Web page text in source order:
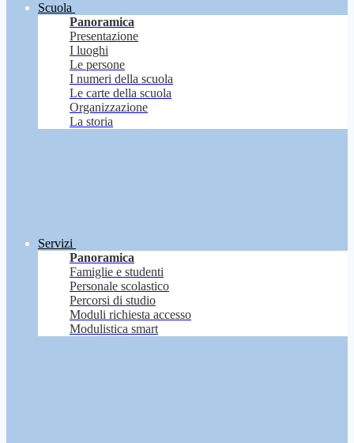
Scuola
Panoramica
Presentazione
I luoghi
Le persone
I numeri della scuola
Le carte della scuola
Organizzazione
La storia
Servizi
Panoramica
Famiglie e studenti
Personale scolastico
Percorsi di studio
Moduli richiesta accesso
Modulistica smart